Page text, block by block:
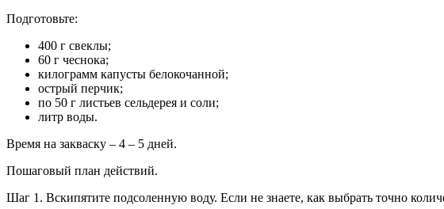
Подготовьте:
400 г свеклы;
60 г чеснока;
килограмм капусты белокочанной;
острый перчик;
по 50 г листьев сельдерея и соли;
литр воды.
Время на закваску – 4 – 5 дней.
Пошаговый план действий.
Шаг 1. Вскипятите подсоленную воду. Если не знаете, как выбрать точно